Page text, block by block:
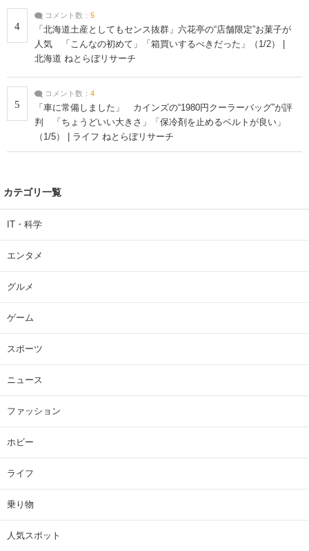
4
コメント数： 5
「北海道土産としてもセンス抜群」六花亭の“店舗限定”お菓子が
人気 「こんなの初めて」「箱買いするべきだった」（1/2） |
北海道 ねとらぼリサーチ
5
コメント数： 4
「車に常備しました」 カインズの“1980円クーラーバッグ”が評
判 「ちょうどいい大きさ」「保冷剤を止めるベルトが良い」
（1/5） | ライフ ねとらぼリサーチ
カテゴリ一覧
IT・科学
エンタメ
グルメ
ゲーム
スポーツ
ニュース
ファッション
ホビー
ライフ
乗り物
人気スポット